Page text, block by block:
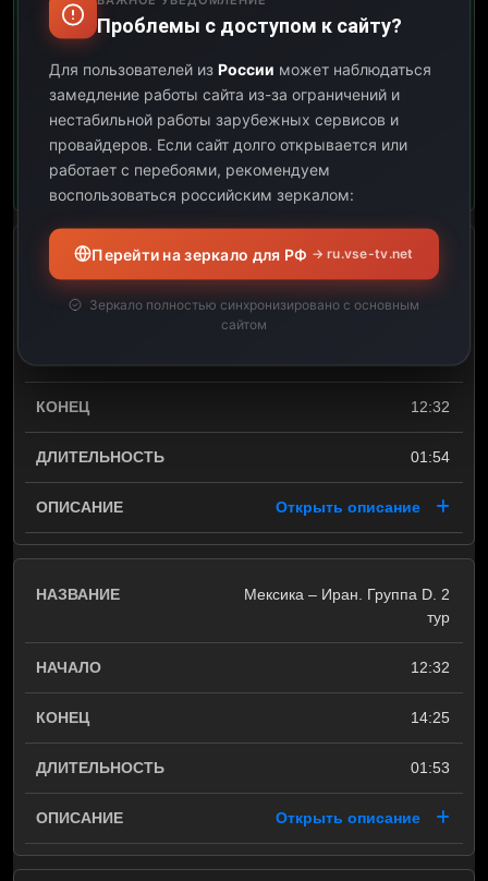
Открыть описание
Канал «Velilla TV World
Cup 2006 HD» не
предоставил для этой
телепередачи описание.
Сербия и Черногория –
Нидерланды. Группа C. 2
12:32
01:54
Открыть описание
Мексика – Иран. Группа D. 2
тур
12:32
14:25
01:53
Открыть описание
Проблемы с доступом к сайту?
Для пользователей из России может наблюдаться
замедление работы сайта из-за ограничений и
нестабильной работы зарубежных сервисов и
провайдеров. Если сайт долго открывается или
работает с перебоями, рекомендуем
воспользоваться российским зеркалом:
Перейти на зеркало для РФ → ru.vse-tv.net
Зеркало полностью синхронизировано с основным
сайтом